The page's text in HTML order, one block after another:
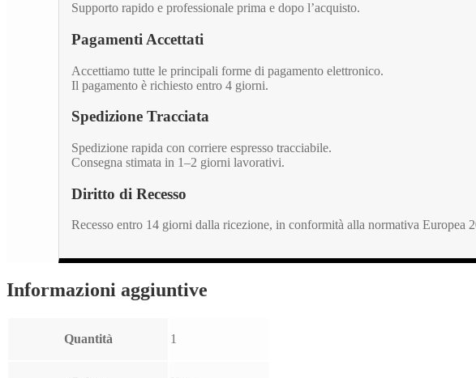
Supporto rapido e professionale prima e dopo l’acquisto.
Pagamenti Accettati
Accettiamo tutte le principali forme di pagamento elettronico.
Il pagamento è richiesto entro 4 giorni.
Spedizione Tracciata
Spedizione rapida con corriere espresso tracciabile.
Consegna stimata in 1–2 giorni lavorativi.
Diritto di Recesso
Recesso entro 14 giorni dalla ricezione, in conformità alla normativa Europea
Informazioni aggiuntive
Quantità 1